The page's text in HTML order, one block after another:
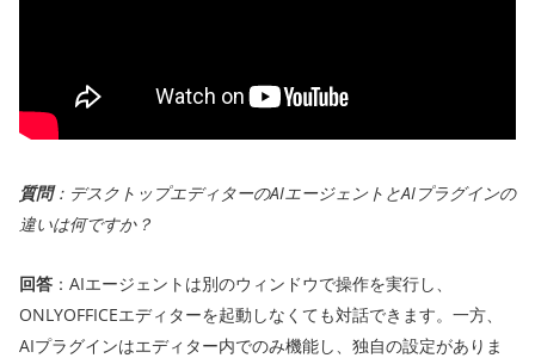
質問：デスクトップエディターのAIエージェントとAIプラグインの
違いは何ですか？
回答 ：AIエージェントは別のウィンドウで操作を実行し、
ONLYOFFICEエディターを起動しなくても対話できます。一方、
AIプラグインはエディター内でのみ機能し、独自の設定がありま